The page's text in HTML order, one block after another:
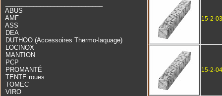
ABUS
AMF
ASS
DEA
DUTHOO (Accessoires Thermo-laquage)
LOCINOX
MANTION
PCP
PROMANTÉ
TENTE roues
TOMEC
VIRO
15-2-03
15-2-04